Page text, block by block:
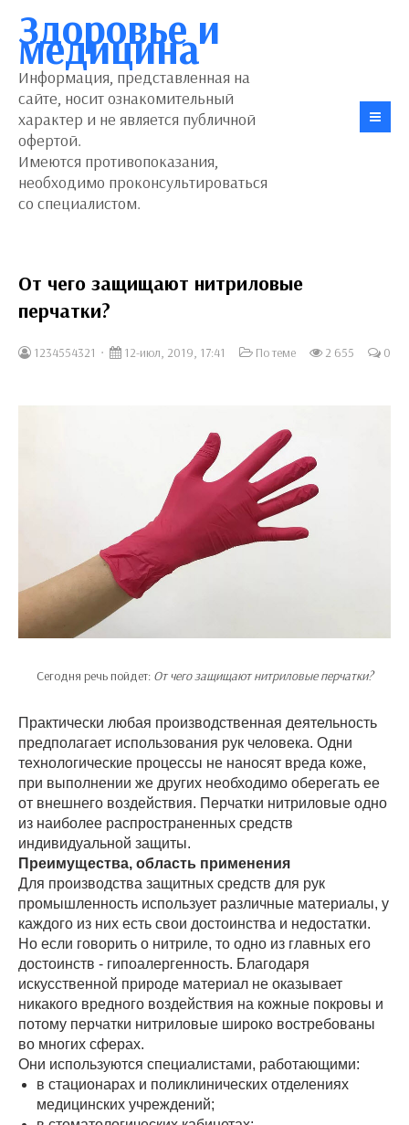
Здоровье и
медицина
Информация, представленная на
сайте, носит ознакомительный
характер и не является публичной
офертой.
Имеются противопоказания,
необходимо проконсультироваться
со специалистом.
От чего защищают нитриловые
перчатки?
1234554321 12-июл, 2019, 17:41 По теме 2 655 0
Сегодня речь пойдет: От чего защищают нитриловые перчатки?
Практически любая производственная деятельность
предполагает использования рук человека. Одни
технологические процессы не наносят вреда коже,
при выполнении же других необходимо оберегать ее
от внешнего воздействия. Перчатки нитриловые одно
из наиболее распространенных средств
индивидуальной защиты.
Преимущества, область применения
Для производства защитных средств для рук
промышленность использует различные материалы, у
каждого из них есть свои достоинства и недостатки.
Но если говорить о нитриле, то одно из главных его
достоинств - гипоалергенность. Благодаря
искусственной природе материал не оказывает
никакого вредного воздействия на кожные покровы и
потому перчатки нитриловые широко востребованы
во многих сферах.
Они используются специалистами, работающими:
в стационарах и поликлинических отделениях
медицинских учреждений;